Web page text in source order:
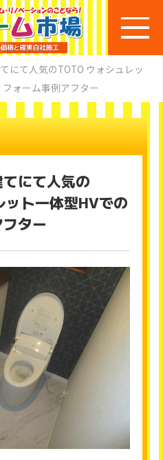
にて人気のTOTO ウォシュレッ
フォーム事例アフター
にて人気の
ト一体型HVでの
ター